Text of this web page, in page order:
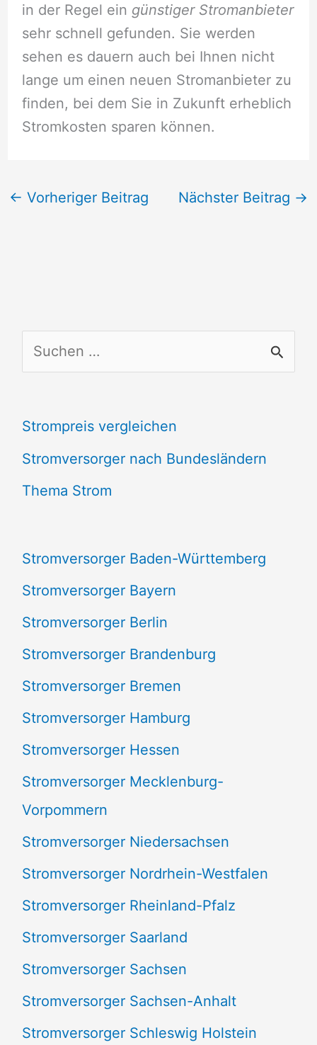
in der Regel ein günstiger Stromanbieter
sehr schnell gefunden. Sie werden
sehen es dauern auch bei Ihnen nicht
lange um einen neuen Stromanbieter zu
finden, bei dem Sie in Zukunft erheblich
Stromkosten sparen können.
← Vorheriger Beitrag Nächster Beitrag →
u
h
e
n
h
:
Strompreis vergleichen
Stromversorger nach Bundesländern
Thema Strom
Stromversorger Baden-Württemberg
Stromversorger Bayern
Stromversorger Berlin
Stromversorger Brandenburg
Stromversorger Bremen
Stromversorger Hamburg
Stromversorger Hessen
Stromversorger Mecklenburg-
Vorpommern
Stromversorger Niedersachsen
Stromversorger Nordrhein-Westfalen
Stromversorger Rheinland-Pfalz
Stromversorger Saarland
Stromversorger Sachsen
Stromversorger Sachsen-Anhalt
Stromversorger Schleswig Holstein